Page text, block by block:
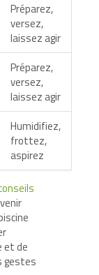
Préparez,
versez,
laissez agir
Préparez,
versez,
laissez agir
Humidifiez,
frottez,
aspirez
et de
gestes